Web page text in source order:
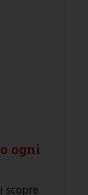
ogni
scopre